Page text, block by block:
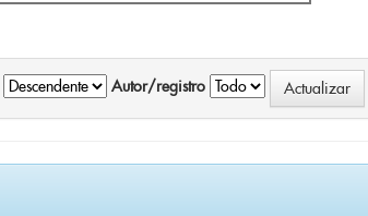
Autor/registro